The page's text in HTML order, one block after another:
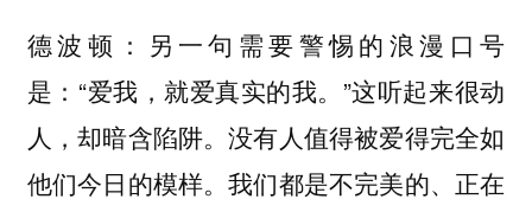
德波顿： 另一句需要警惕的浪漫口号
是：“爱我，就爱真实的我。”这听起来很动
人，却暗含陷阱。没有人值得被爱得完全如
他们今日的模样。我们都是不完美的、正在